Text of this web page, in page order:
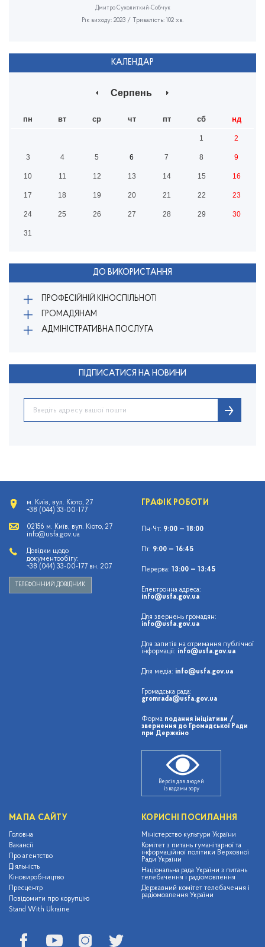
Дмитро Сухолиткий-Собчук
Рік виходу: 2023 / Тривалість: 102 хв.
КАЛЕНДАР
Серпень
пн вт ср чт пт сб нд
1 2
3 4 5 6 7 8 9
10 11 12 13 14 15 16
17 18 19 20 21 22 23
24 25 26 27 28 29 30
31
ДО ВИКОРИСТАННЯ
ПРОФЕСІЙНІЙ КІНОСПІЛЬНОТІ
ГРОМАДЯНАМ
АДМІНІСТРАТИВНА ПОСЛУГА
ПІДПИСАТИСЯ НА НОВИНИ
м. Київ, вул. Кіото, 27
+38 (044) 33-00-177
02156 м. Київ, вул. Кіото, 27
info@usfa.gov.ua
Довідки щодо
документообігу:
+38 (044) 33-00-177 вн. 207
ТЕЛЕФОННИЙ ДОВІДНИК
ГРАФІК РОБОТИ
Пн-Чт: 9:00 — 18:00
Пт: 9:00 — 16:45
Перерва: 13:00 — 13:45
Електронна адреса:
info@usfa.gov.ua
Для звернень громадян:
info@usfa.gov.ua
Для запитів на отримання публічної
інформації: info@usfa.gov.ua
Для медіа: info@usfa.gov.ua
Громадська рада:
gromrada@usfa.gov.ua
Форма подання ініціативи /
звернення до Громадської Ради
при Держкіно
Версія для людей
із вадами зору
МАПА САЙТУ
Головна
Вакансії
Про агентство
Діяльність
Кіновиробництво
Пресцентр
Повідомити про корупцію
Stand With Ukraine
КОРИСНІ ПОСИЛАННЯ
Міністерство культури України
Комітет з питань гуманітарної та
інформаційної політики Верховної
Ради України
Національна рада України з питань
телебачення і радіомовлення
Державний комітет телебачення і
радіомовлення України